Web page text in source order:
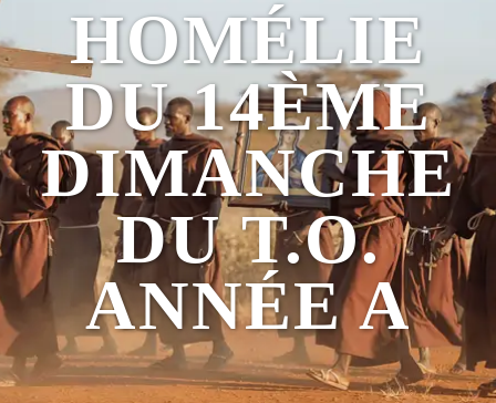
HOMÉLIE
DU 14ÈME
DIMANCHE
DU T.O.
ANNÉE A